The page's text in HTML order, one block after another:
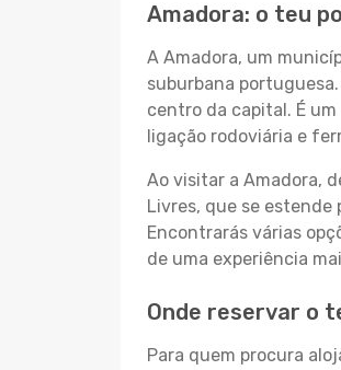
Amadora: o teu
A Amadora, um
suburbana
centro da capital. É
ligação rodoviária e
Ao visitar a Amadora,
Livres, que se estende
Encontrarás várias
de uma experiência
Onde reservar o
Para quem procura